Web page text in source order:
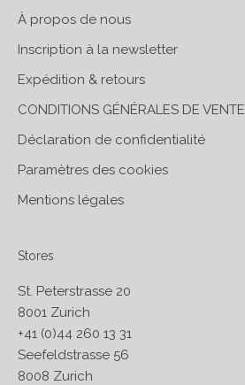
À propos de nous
Inscription à la newsletter
Expédition & retours
CONDITIONS GÉNÉRALES DE VENTE
Déclaration de confidentialité
Paramètres des cookies
Mentions légales
Stores
St. Peterstrasse 20
8001 Zurich
+41 (0)44 260 13 31
Seefeldstrasse 56
8008 Zurich